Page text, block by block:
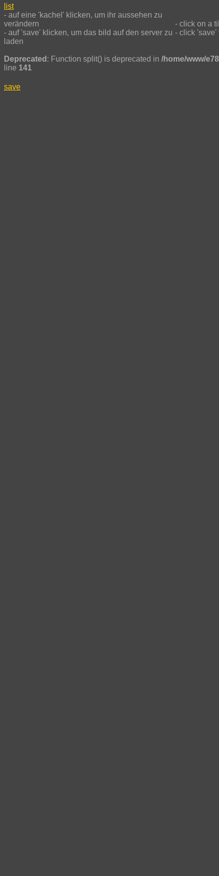
list
- auf eine 'kachel' klicken, um ihr aussehen zu
verändern
- auf 'save' klicken, um das bild auf den server zu
laden
- click on a
- click 'save'
Deprecated : Function split() is deprecated in /home/www/
line 141
save